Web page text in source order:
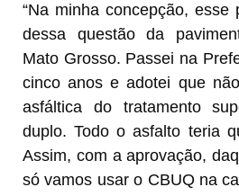
“Na minha concepção, esse
dessa questão da
Mato Grosso. Passei na
cinco anos e adotei que
asfáltica do tratamento
duplo. Todo o asfalto teria
Assim, com a aprovação,
só vamos usar o CBUQ na